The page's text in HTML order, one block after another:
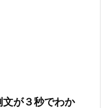
文が３秒でわか